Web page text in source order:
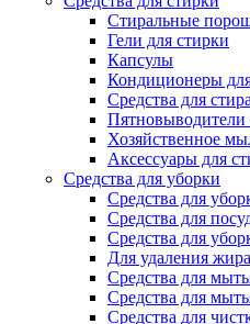
Стиральные
Гели для стирки
Капсулы
Кондиционеры
Средства для
Пятновыводители
Хозяйственное
Аксессуары для
Средства для уборки
Средства для
Средства для
Средства для
Для удаления жира
Средства для
Средства для
Средства для